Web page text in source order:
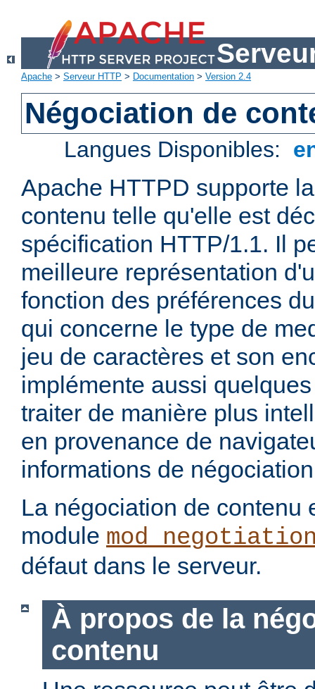
Apache > Serveur HTTP > Documentation > Version 2.4
Négociation de
Langues Disponibles:
Apache HTTPD supporte
contenu telle qu'elle est
spécification HTTP/1.1. Il
meilleure représentation
fonction des préférences
qui concerne le type de
jeu de caractères et son
implémente aussi
traiter de manière plus
en provenance de
informations de
La négociation de contenu
module
défaut dans le serveur.
À propos de la
contenu